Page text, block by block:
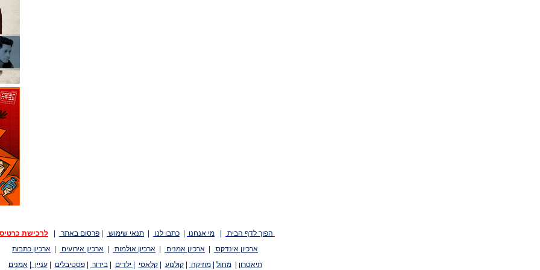
הפוך לדף הבית מי אנחנו כתבו לנו תנאי שימוש פרסום באתר
לרכישת
ארכיון אינדקס
ארכיון אמנים ארכיון אולמות ארכיון אירועים
ארכיון כתבות
תיאטרון
|מחול |מוזיקה |קולנוע |קלאסי ילדים |בידור |פסטיבלים |עניין |אמנים